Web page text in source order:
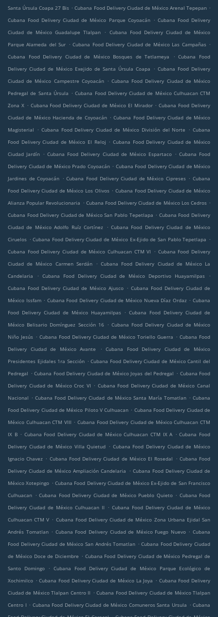
Santa Úrsula Coapa 27 Bis . Cubana Food Delivery Ciudad de México Arenal Tepepan .
Cubana Food Delivery Ciudad de México Parque Coyoacán . Cubana Food Delivery
Ciudad de México Guadalupe Tlalpan
. Cubana Food Delivery Ciudad de México
Parque Alameda del Sur . Cubana Food Delivery Ciudad de México Las Campañas .
Cubana Food Delivery Ciudad de México Bosques de Tetlameya
. Cubana Food
Delivery Ciudad de México Exejido de Santa Úrsula Coapa
. Cubana Food Delivery
Ciudad de México Campestre Coyoacán . Cubana Food Delivery Ciudad de México
Pedregal de Santa Úrsula . Cubana Food Delivery Ciudad de México Culhuacan CTM
Zona X . Cubana Food Delivery Ciudad de México El Mirador . Cubana Food Delivery
Ciudad de México Hacienda de Coyoacán . Cubana Food Delivery Ciudad de México
Magisterial
. Cubana Food Delivery Ciudad de México División del Norte . Cubana
Food Delivery Ciudad de México El Reloj . Cubana Food Delivery Ciudad de México
Ciudad Jardín . Cubana Food Delivery Ciudad de México Espartaco . Cubana Food
Delivery Ciudad de México Prado Coyoacán . Cubana Food Delivery Ciudad de México
Jardines de Coyoacán . Cubana Food Delivery Ciudad de México Cipreses . Cubana
Food Delivery Ciudad de México Los Olivos . Cubana Food Delivery Ciudad de México
Alianza Popular Revolucionaria . Cubana Food Delivery Ciudad de México Los Cedros .
Cubana Food Delivery Ciudad de México San Pablo Tepetlapa . Cubana Food Delivery
Ciudad de México Adolfo Ruíz Cortínez
. Cubana Food Delivery Ciudad de México
Ciruelos . Cubana Food Delivery Ciudad de México Ex-Ejido de San Pablo Tepetlapa .
Cubana Food Delivery Ciudad de México Culhuacan CTM VI
. Cubana Food Delivery
Ciudad de México Carmen Serdán
. Cubana Food Delivery Ciudad de México La
Candelaria
. Cubana Food Delivery Ciudad de México Deportivo Huayamilpas
.
Cubana Food Delivery Ciudad de México Ajusco . Cubana Food Delivery Ciudad de
México Issfam . Cubana Food Delivery Ciudad de México Nueva Díaz Ordaz . Cubana
Food Delivery Ciudad de México Huayamilpas
. Cubana Food Delivery Ciudad de
México Belisario Domínguez Sección 16
. Cubana Food Delivery Ciudad de México
Niño Jesús . Cubana Food Delivery Ciudad de México Toriello Guerra . Cubana Food
Delivery Ciudad de México Avante
. Cubana Food Delivery Ciudad de México
Presidentes Ejidales 1ra Sección . Cubana Food Delivery Ciudad de México Cantil del
Pedregal . Cubana Food Delivery Ciudad de México Joyas del Pedregal . Cubana Food
Delivery Ciudad de México Croc VI . Cubana Food Delivery Ciudad de México Canal
Nacional . Cubana Food Delivery Ciudad de México Santa María Tomatlan . Cubana
Food Delivery Ciudad de México Piloto V Culhuacan . Cubana Food Delivery Ciudad de
México Culhuacan CTM VIII . Cubana Food Delivery Ciudad de México Culhuacan CTM
IX B . Cubana Food Delivery Ciudad de México Culhuacan CTM IX A . Cubana Food
Delivery Ciudad de México Villa Quietud . Cubana Food Delivery Ciudad de México
Ignacio Chavez . Cubana Food Delivery Ciudad de México El Rosedal . Cubana Food
Delivery Ciudad de México Ampliación Candelaria
. Cubana Food Delivery Ciudad de
México Xotepingo . Cubana Food Delivery Ciudad de México Ex-Ejido de San Francisco
Culhuacan . Cubana Food Delivery Ciudad de México Pueblo Quieto . Cubana Food
Delivery Ciudad de México Culhuacan II
. Cubana Food Delivery Ciudad de México
Culhuacan CTM V . Cubana Food Delivery Ciudad de México Zona Urbana Ejidal San
Andrés Tomatlan . Cubana Food Delivery Ciudad de México Fuego Nuevo . Cubana
Food Delivery Ciudad de México San Andrés Tomatlan . Cubana Food Delivery Ciudad
de México Doce de Diciembre . Cubana Food Delivery Ciudad de México Pedregal de
Santo Domingo
. Cubana Food Delivery Ciudad de México Parque Ecológico de
Xochimilco . Cubana Food Delivery Ciudad de México La Joya . Cubana Food Delivery
Ciudad de México Tlalpan Centro II . Cubana Food Delivery Ciudad de México Tlalpan
Centro I . Cubana Food Delivery Ciudad de México Comuneros Santa Ursula . Cubana